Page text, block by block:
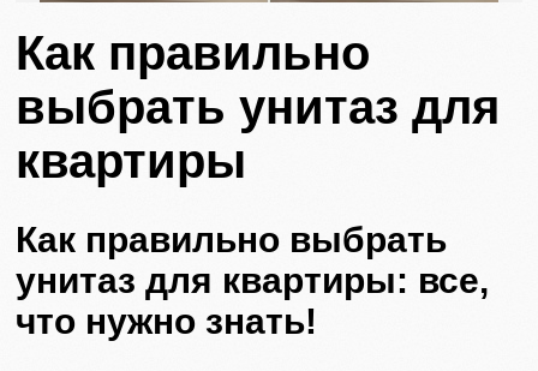
Как правильно
выбрать унитаз для
квартиры
Как правильно выбрать
унитаз для квартиры: все,
что нужно знать!